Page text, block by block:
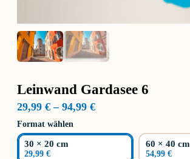
Leinwand Gardasee 6
29,99 € – 94,99 €Preisspanne:
bis
Format wählen
30 × 20 cm
29,99 €
60 × 40 cm
54,99 €